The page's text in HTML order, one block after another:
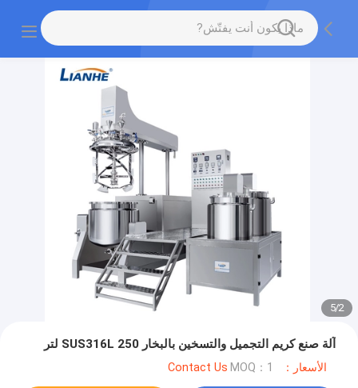
2
/
5
آلة صنع كريم التجميل والتسخين بالبخار SUS316L 250 لتر
الأسعار：Contact Us MOQ：1